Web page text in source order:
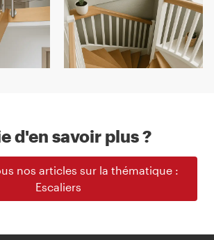
d'en savoir plus ?
nos articles sur la thématique :
Escaliers